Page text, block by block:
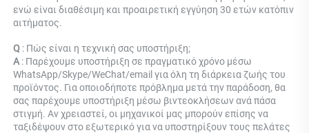
ενώ είναι διαθέσιμη και προαιρετική εγγύηση 30 ετών κατόπιν
αιτήματος.
Q : Πώς είναι η τεχνική σας υποστήριξη;
Α : Παρέχουμε υποστήριξη σε πραγματικό χρόνο μέσω
WhatsApp/Skype/WeChat/email για όλη τη διάρκεια ζωής του
προϊόντος. Για οποιοδήποτε πρόβλημα μετά την παράδοση, θα
σας παρέχουμε υποστήριξη μέσω βιντεοκλήσεων ανά πάσα
στιγμή. Αν χρειαστεί, οι μηχανικοί μας μπορούν επίσης να
ταξιδέψουν στο εξωτερικό για να υποστηρίξουν τους πελάτες